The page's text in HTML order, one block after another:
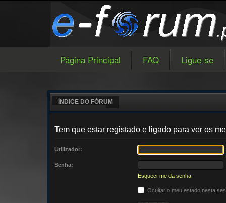
Página Principal FAQ Ligue-se
ÍNDICE DO FÓRUM
Tem que estar registado e ligado para ver os
Utilizador:
Senha:
Esqueci-me da senha
Ocultar o meu estado nesta